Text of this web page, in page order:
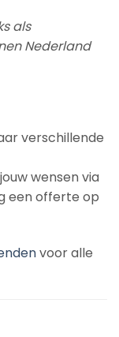
als
Nederland
verschillende
wensen via
een offerte op
voor alle